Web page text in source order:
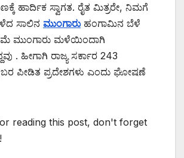
ಹಾರ್ದಿಕ ಸ್ವಾಗತ. ರೈತ ಮಿತ್ರರೇ, ನಿಮಗೆ
ಸಾಲಿನ ಮುಂಗಾರುಹಂಗಾಮಿನ ಬೆಳೆ
ಮುಂಗಾರು ಮಳೆಯಿಂದಾಗಿ
. ಹೀಗಾಗಿ ರಾಜ್ಯ ಸರ್ಕಾರ 243
ಬರ ಪೀಡಿತ ಪ್ರದೇಶಗಳು ಎಂದು ಘೋಷಣೆ
reading this post, don't forget